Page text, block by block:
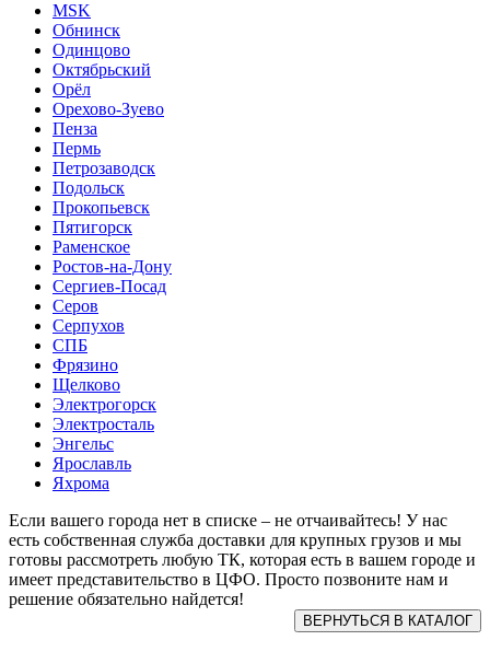
MSK
Обнинск
Одинцово
Октябрьский
Орёл
Орехово-Зуево
Пенза
Пермь
Петрозаводск
Подольск
Прокопьевск
Пятигорск
Раменское
Ростов-на-Дону
Сергиев-Посад
Серов
Серпухов
СПБ
Фрязино
Щелково
Электрогорск
Электросталь
Энгельс
Ярославль
Яхрома
Если вашего города нет в списке – не отчаивайтесь! У нас
есть собственная служба доставки для крупных грузов и мы
готовы рассмотреть любую ТК, которая есть в вашем городе и
имеет представительство в ЦФО. Просто позвоните нам и
решение обязательно найдется!